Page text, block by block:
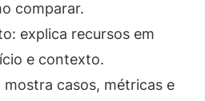
comparar.
explica recursos em
e contexto.
casos, métricas e